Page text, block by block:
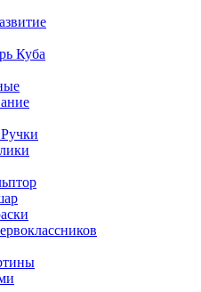
Куба